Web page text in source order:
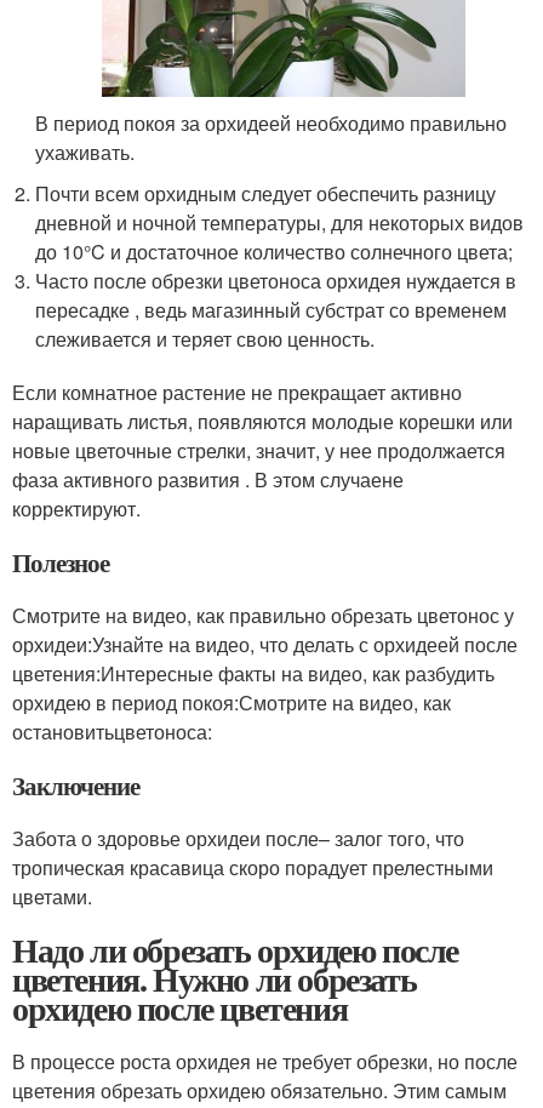
В период покоя за орхидеей необходимо правильно
ухаживать.
Почти всем орхидным следует обеспечить разницу
дневной и ночной температуры, для некоторых видов
до 10°C и достаточное количество солнечного цвета;
Часто после обрезки цветоноса орхидея нуждается в
пересадке , ведь магазинный субстрат со временем
слеживается и теряет свою ценность.
Если комнатное растение не прекращает активно
наращивать листья, появляются молодые корешки или
новые цветочные стрелки, значит, у нее продолжается
фаза активного развития . В этом случаене
корректируют.
Полезное
Смотрите на видео, как правильно обрезать цветонос у
орхидеи:Узнайте на видео, что делать с орхидеей после
цветения:Интересные факты на видео, как разбудить
орхидею в период покоя:Смотрите на видео, как
остановитьцветоноса:
Заключение
Забота о здоровье орхидеи после– залог того, что
тропическая красавица скоро порадует прелестными
цветами.
Надо ли обрезать орхидею после
цветения. Нужно ли обрезать
орхидею после цветения
В процессе роста орхидея не требует обрезки, но после
цветения обрезать орхидею обязательно. Этим самым